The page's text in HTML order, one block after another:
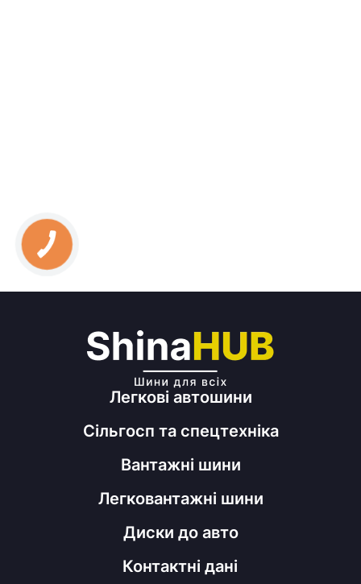
Легкові автошини
Сільгосп та спецтехніка
Вантажні шини
Легковантажні шини
Диски до авто
Контактні дані